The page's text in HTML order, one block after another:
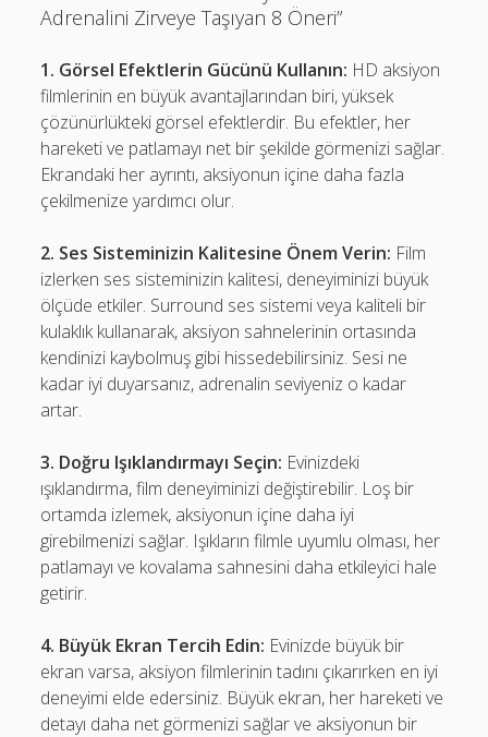
Adrenalini Zirveye Taşıyan 8 Öneri”
1. Görsel Efektlerin Gücünü Kullanın: HD aksiyon
filmlerinin en büyük avantajlarından biri, yüksek
çözünürlükteki görsel efektlerdir. Bu efektler, her
hareketi ve patlamayı net bir şekilde görmenizi sağlar.
Ekrandaki her ayrıntı, aksiyonun içine daha fazla
çekilmenize yardımcı olur.
2. Ses Sisteminizin Kalitesine Önem Verin: Film
izlerken ses sisteminizin kalitesi, deneyiminizi büyük
ölçüde etkiler. Surround ses sistemi veya kaliteli bir
kulaklık kullanarak, aksiyon sahnelerinin ortasında
kendinizi kaybolmuş gibi hissedebilirsiniz. Sesi ne
kadar iyi duyarsanız, adrenalin seviyeniz o kadar
artar.
3. Doğru Işıklandırmayı Seçin: Evinizdeki
ışıklandırma, film deneyiminizi değiştirebilir. Loş bir
ortamda izlemek, aksiyonun içine daha iyi
girebilmenizi sağlar. Işıkların filmle uyumlu olması, her
patlamayı ve kovalama sahnesini daha etkileyici hale
getirir.
4. Büyük Ekran Tercih Edin: Evinizde büyük bir
ekran varsa, aksiyon filmlerinin tadını çıkarırken en iyi
deneyimi elde edersiniz. Büyük ekran, her hareketi ve
detayı daha net görmenizi sağlar ve aksiyonun bir